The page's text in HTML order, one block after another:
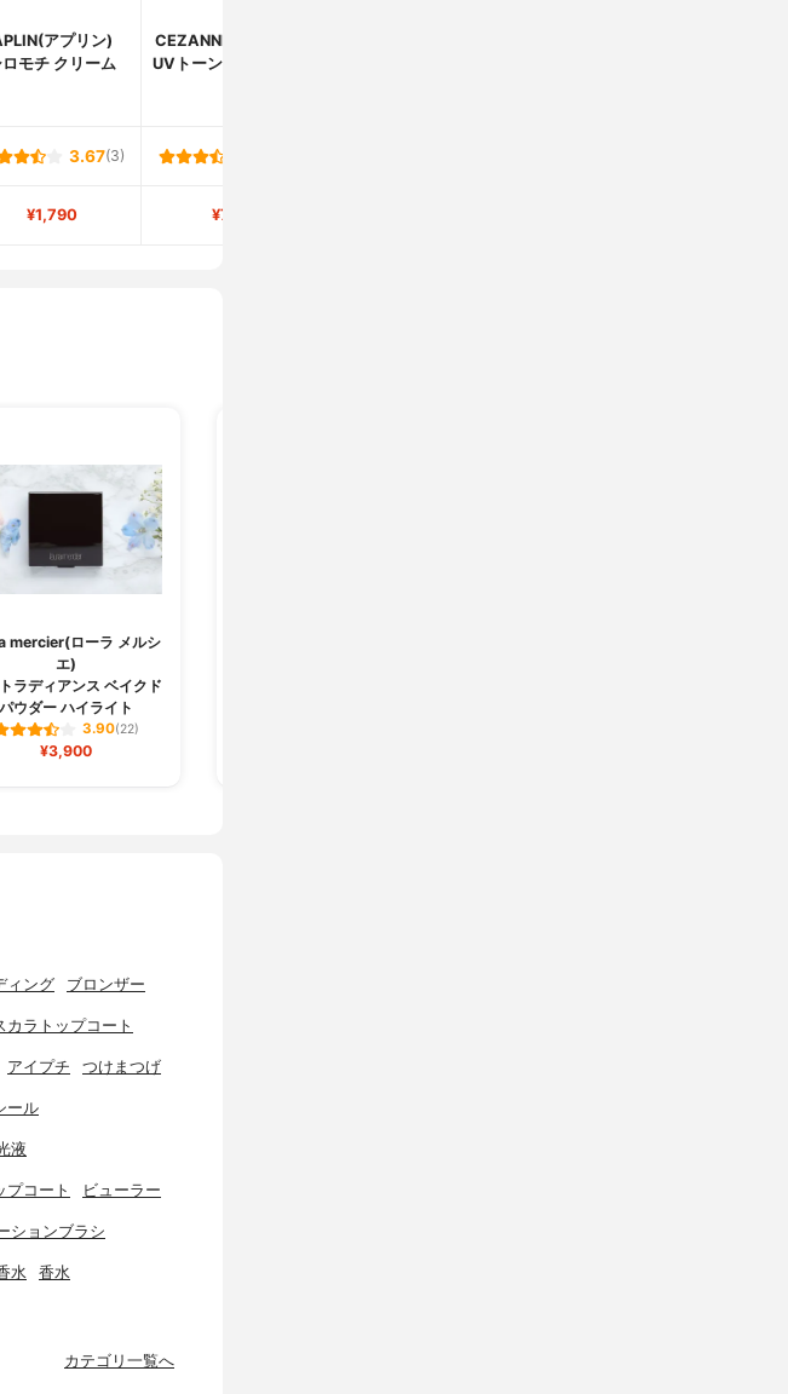
アプリン)
ロモチ クリーム
CEZANNE(セザンヌ)
UVトーン アップ ベー
3.67(3)
¥1,790 ¥748
mercier(ローラ メルシ
エ)
ラディアンス ベイクド
パウダー ハイライト
3.90(22)
¥3,900
ィング ブロンザー
カラトップコート
アイプチ つけまつげ
ール
液
プコート ビューラー
ションブラシ
水 香水
カテゴリ一覧へ